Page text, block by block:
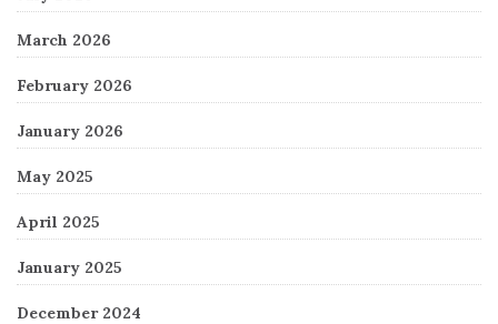
March 2026
February 2026
January 2026
May 2025
April 2025
January 2025
December 2024